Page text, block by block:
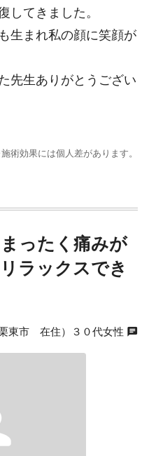
してきました。
生まれ私の顔に笑顔が
先生ありがとうござい
術効果には個人差があります。
ったく痛みが
ラックスでき
東市 在住）３０代女性 chat